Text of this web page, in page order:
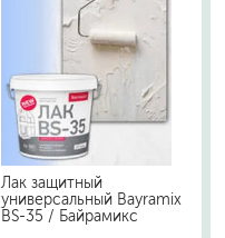
Лак защитный
универсальный Bayramix
BS-35 / Байрамикс